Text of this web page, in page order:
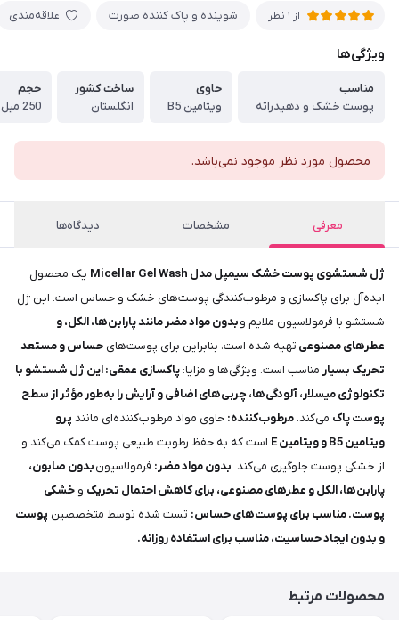
از 1 نظر شوینده و پاک کننده صورت علاقه‌مندی
ویژگی‌ها
مناسب
پوست خشک و دهیدراته
حاوی
ویتامین B5
ساخت کشور
انگلستان
حجم
250 میل
محصول مورد نظر موجود نمی‌باشد.
معرفی مشخصات دیدگاه‌ها
ژل شستشوی پوست خشک سیمپل مدل Micellar Gel Wash
یک محصول
ایده‌آل برای پاکسازی و مرطوب‌کنندگی پوست‌های خشک و حساس است. این ژل
شستشو با فرمولاسیون ملایم وبدون مواد مضر مانند پارابن‌ها، الکل، و
عطرهای مصنوعی تهیه شده است، بنابراین برای پوست‌های حساس و مستعد
تحریک بسیار مناسب است. ویژگی‌ها و مزایا: پاکسازی عمقی: این ژل شستشو با
تکنولوژی میسلار، آلودگی‌ها، چربی‌های اضافی و آرایش را به‌طور مؤثر از سطح
پوست پاک می‌کند. مرطوب‌کننده: حاوی مواد مرطوب‌کننده‌ای مانند پرو
ویتامین B5 و ویتامین E
است که به حفظ رطوبت طبیعی پوست کمک می‌کند و
از خشکی پوست جلوگیری می‌کند. بدون مواد مضر: فرمولاسیونبدون صابون،
پارابن‌ها، الکل و عطرهای مصنوعی، برای کاهش احتمال تحریک و خشکی
پوست.مناسب برای پوست‌های حساس: تست شده توسط متخصصین پوست
و بدون ایجاد حساسیت، مناسب برای استفاده روزانه.
محصولات مرتبط